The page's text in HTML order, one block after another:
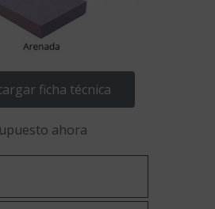
ficha técnica
ahora